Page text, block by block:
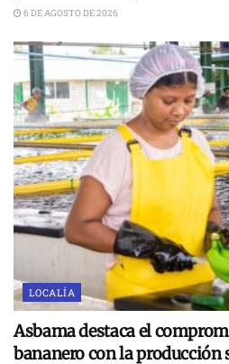
6 DE AGOSTO DE 2026
LOCALÍA
Asbama destaca el
bananero con la producción